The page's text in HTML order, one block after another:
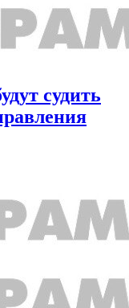
судить